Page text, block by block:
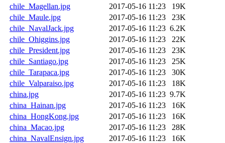
chile_Magellan.jpg
2017-05-16 11:23
19K
chile_Maule.jpg
2017-05-16 11:23
23K
chile_NavalJack.jpg
2017-05-16 11:23 6.2K
chile_Ohiggins.jpg
2017-05-16 11:23
22K
chile_President.jpg
2017-05-16 11:23
23K
chile_Santiago.jpg
2017-05-16 11:23
25K
chile_Tarapaca.jpg
2017-05-16 11:23
30K
chile_Valparaiso.jpg
2017-05-16 11:23
18K
china.jpg
2017-05-16 11:23 9.7K
china_Hainan.jpg
2017-05-16 11:23
16K
china_HongKong.jpg
2017-05-16 11:23
16K
china_Macao.jpg
2017-05-16 11:23
28K
china_NavalEnsign.jpg
2017-05-16 11:23
16K